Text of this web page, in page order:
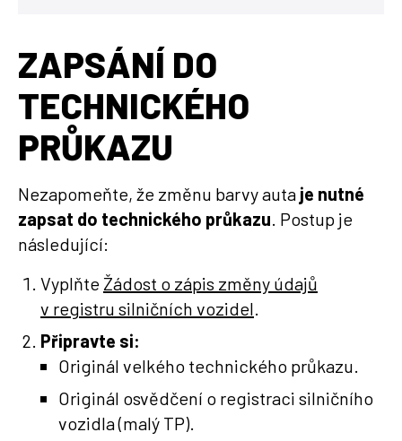
ZAPSÁNÍ DO
TECHNICKÉHO
PRŮKAZU
Nezapomeňte, že změnu barvy auta je nutné
zapsat do technického průkazu. Postup je
následující:
Vyplňte Žádost o zápis změny údajů
v registru silničních vozidel.
Připravte si:
Originál velkého technického průkazu.
Originál osvědčení o registraci silničního
vozidla (malý TP).